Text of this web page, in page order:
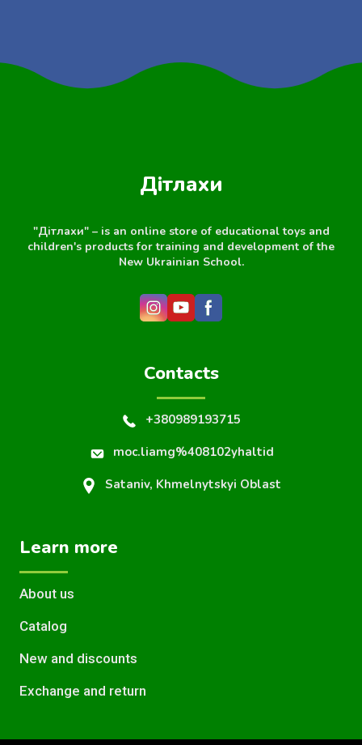
Дітлахи
"Дітлахи" – is an online store of educational toys and
children's products for training and development of the
New Ukrainian School.
Contacts
+380989193715
moc.liamg%408102yhaltid
Sataniv, Khmelnytskyi Oblast
Learn more
About us
Catalog
New and discounts
Exchange and return